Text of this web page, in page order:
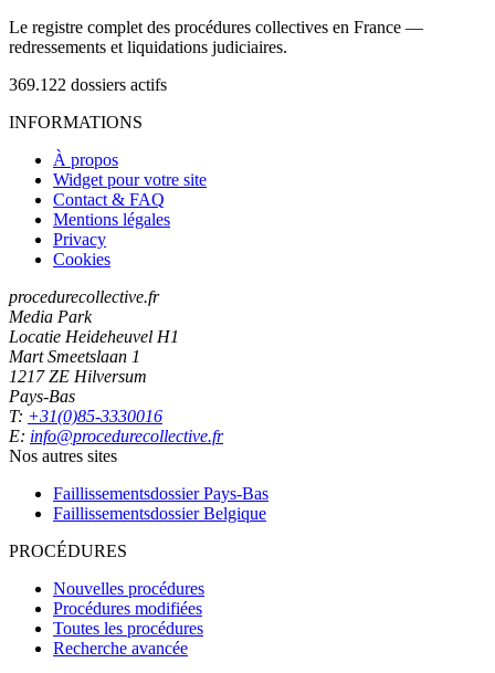
Le registre complet des procédures collectives en France —
redressements et liquidations judiciaires.
369.122 dossiers actifs
INFORMATIONS
À propos
Widget pour votre site
Contact & FAQ
Mentions légales
Privacy
Cookies
procedurecollective.fr
Media Park
Locatie Heideheuvel H1
Mart Smeetslaan 1
1217 ZE Hilversum
Pays-Bas
T: +31(0)85-3330016
E: info@procedurecollective.fr
Nos autres sites
Faillissementsdossier Pays-Bas
Faillissementsdossier Belgique
PROCÉDURES
Nouvelles procédures
Procédures modifiées
Toutes les procédures
Recherche avancée